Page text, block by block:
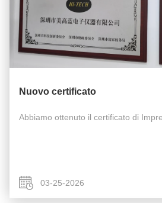
Nuovo certificato
Abbiamo ottenuto il certificato di
03-25-2026